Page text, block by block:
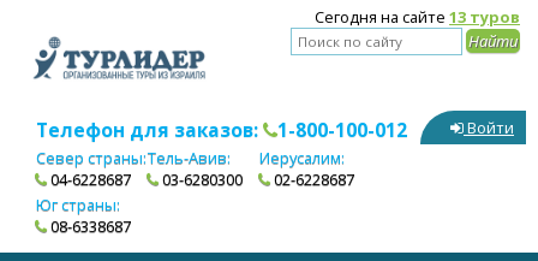
Сегодня на сайте 13 туров
Телефон для заказов: 1-800-100-012
Север страны:
04-6228687
Тель-Авив:
03-6280300
Иерусалим:
02-6228687
Юг страны:
08-6338687
Войти